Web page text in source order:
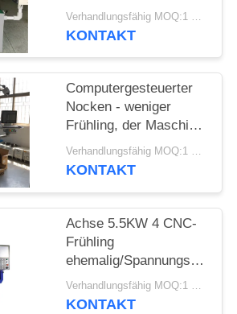
Frühlings-Bieger-
Maschine bildet
Verhandlungsfähig MOQ:1 Satz
KONTAKT
Computergesteuerter
Nocken - weniger
Frühling, der Maschine
mit Draht-Dreh-12
Äxten bildet
Verhandlungsfähig MOQ:1 Satz
KONTAKT
Achse 5.5KW 4 CNC-
Frühling
ehemalig/Spannungs-
Drehungs-Frühling, der
Maschine herstellt
Verhandlungsfähig MOQ:1 Satz
KONTAKT